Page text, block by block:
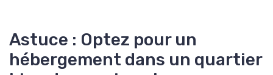
Astuce : Optez pour un
hébergement dans un quartier